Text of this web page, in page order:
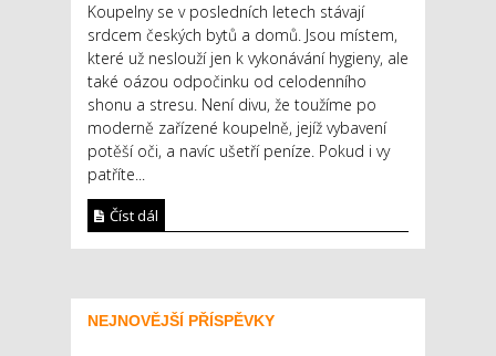
Koupelny se v posledních letech stávají
srdcem českých bytů a domů. Jsou místem,
které už neslouží jen k vykonávání hygieny, ale
také oázou odpočinku od celodenního
shonu a stresu. Není divu, že toužíme po
moderně zařízené koupelně, jejíž vybavení
potěší oči, a navíc ušetří peníze. Pokud i vy
patříte...
Číst dál
NEJNOVĚJŠÍ PŘÍSPĚVKY